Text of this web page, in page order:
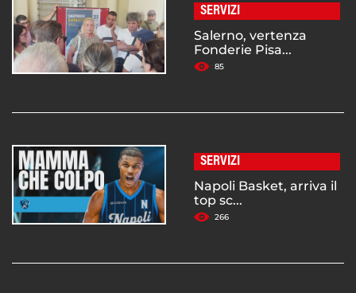
SERVIZI
Salerno, vertenza
Fonderie Pisa...
85
SERVIZI
Napoli Basket, arriva il
top sc...
266